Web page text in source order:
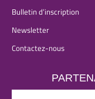
Bulletin d’inscription
Newsletter
Contactez-nous